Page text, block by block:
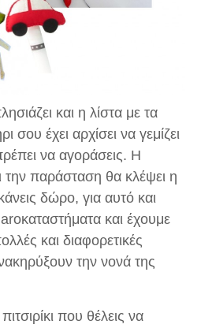
και η λίστα με τα
σου έχει αρχίσει να γεμίζει
να αγοράσεις. Η
την παράσταση θα κλέψει η
δώρο, για αυτό και
και έχουμε
και διαφορετικές
την νονά της
που θέλεις να